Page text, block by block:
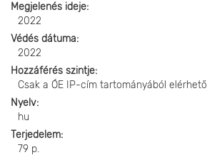
Megjelenés ideje
2022
Védés dátuma
2022
Hozzáférés szintje
Csak a ÓE IP-cím tartományából elérhető
Nyelv
hu
Terjedelem
79 p.